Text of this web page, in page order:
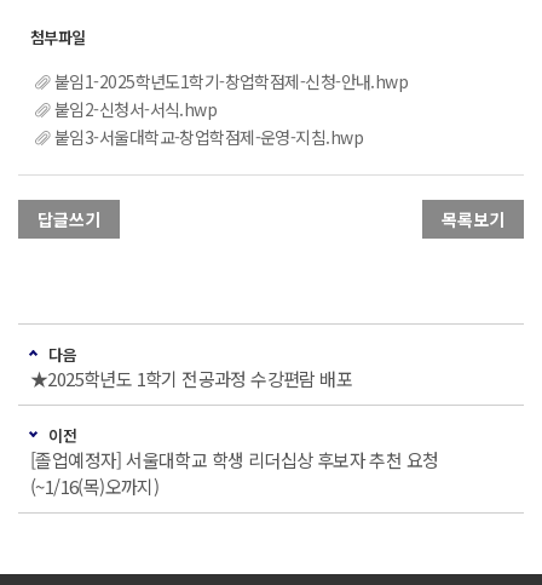
붙임1-2025학년도1학기-창업학점제-신청-안내.hwp
붙임2-신청서-서식.hwp
붙임3-서울대학교-창업학점제-운영-지침.hwp
답글쓰기 목록보기
다음
★2025학년도 1학기 전공과정 수강편람 배포
이전
[졸업예정자] 서울대학교 학생 리더십상 후보자 추천 요청
(~1/16(목)오까지)